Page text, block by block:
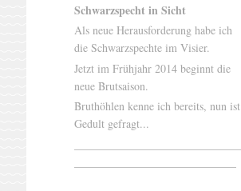
Schwarzspecht in Sicht
Als neue Herausforderung habe ich
die Schwarzspechte im Visier.
Jetzt im Frühjahr 2014 beginnt die
neue Brutsaison.
Bruthöhlen kenne ich bereits, nun ist
Gedult gefragt...